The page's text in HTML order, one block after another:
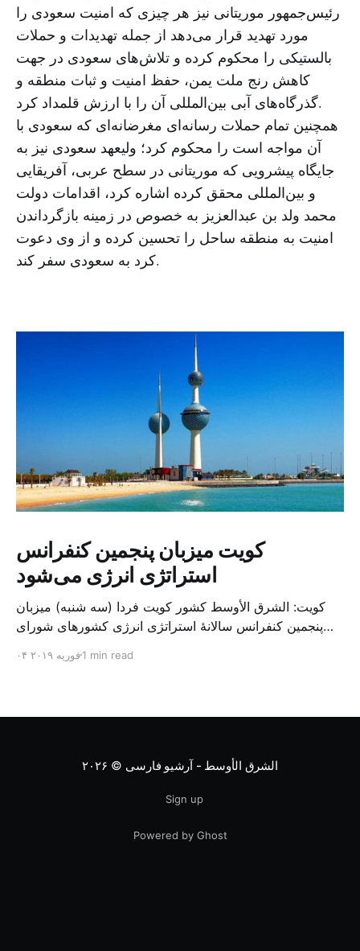
رئیس‌جمهور موریتانی نیز هر چیزی که امنیت سعودی را
مورد تهدید قرار می‌دهد از جمله تهدیدات و حملات
بالستیکی را محکوم کرده و تلاش‌های سعودی در جهت
کاهش رنج ملت یمن، حفظ امنیت و ثبات منطقه و
گذرگاه‌های آبی بین‌المللی آن را با ارزش قلمداد کرد.
همچنین تمام حملات رسانه‌ای مغرضانه‌ای که سعودی با
آن مواجه است را محکوم کرد؛ ولیعهد سعودی نیز به
جایگاه پیشرویی که موریتانی در سطح عربی، آفریقایی
و بین‌المللی محقق کرده اشاره کرد، اقدامات دولت
محمد ولد بن عبدالعزیز به خصوص در زمینه بازگرداندن
امنیت به منطقه ساحل را تحسین کرده و از وی دعوت
کرد به سعودی سفر کند.
کویت میزبان پنجمین کنفرانس
استراتژی انرژی می‌شود
کویت: الشرق الأوسط کشور کویت فردا (سه شنبه) میزبان
پنجمین کنفرانس سالانهٔ استراتژی انرژی کشورهای شورای
متخصص از شرکت‌های جهانی نفت و گاز در این کنفرانس
۰۴ فوریه ۲۰۱۹1 min read
الشرق الأوسط - آرشیو فارسی © ۲۰۲۶
Sign up
Powered by Ghost